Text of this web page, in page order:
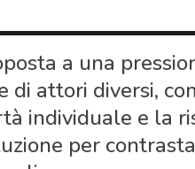
a una
di attori diversi,
individuale e la
per